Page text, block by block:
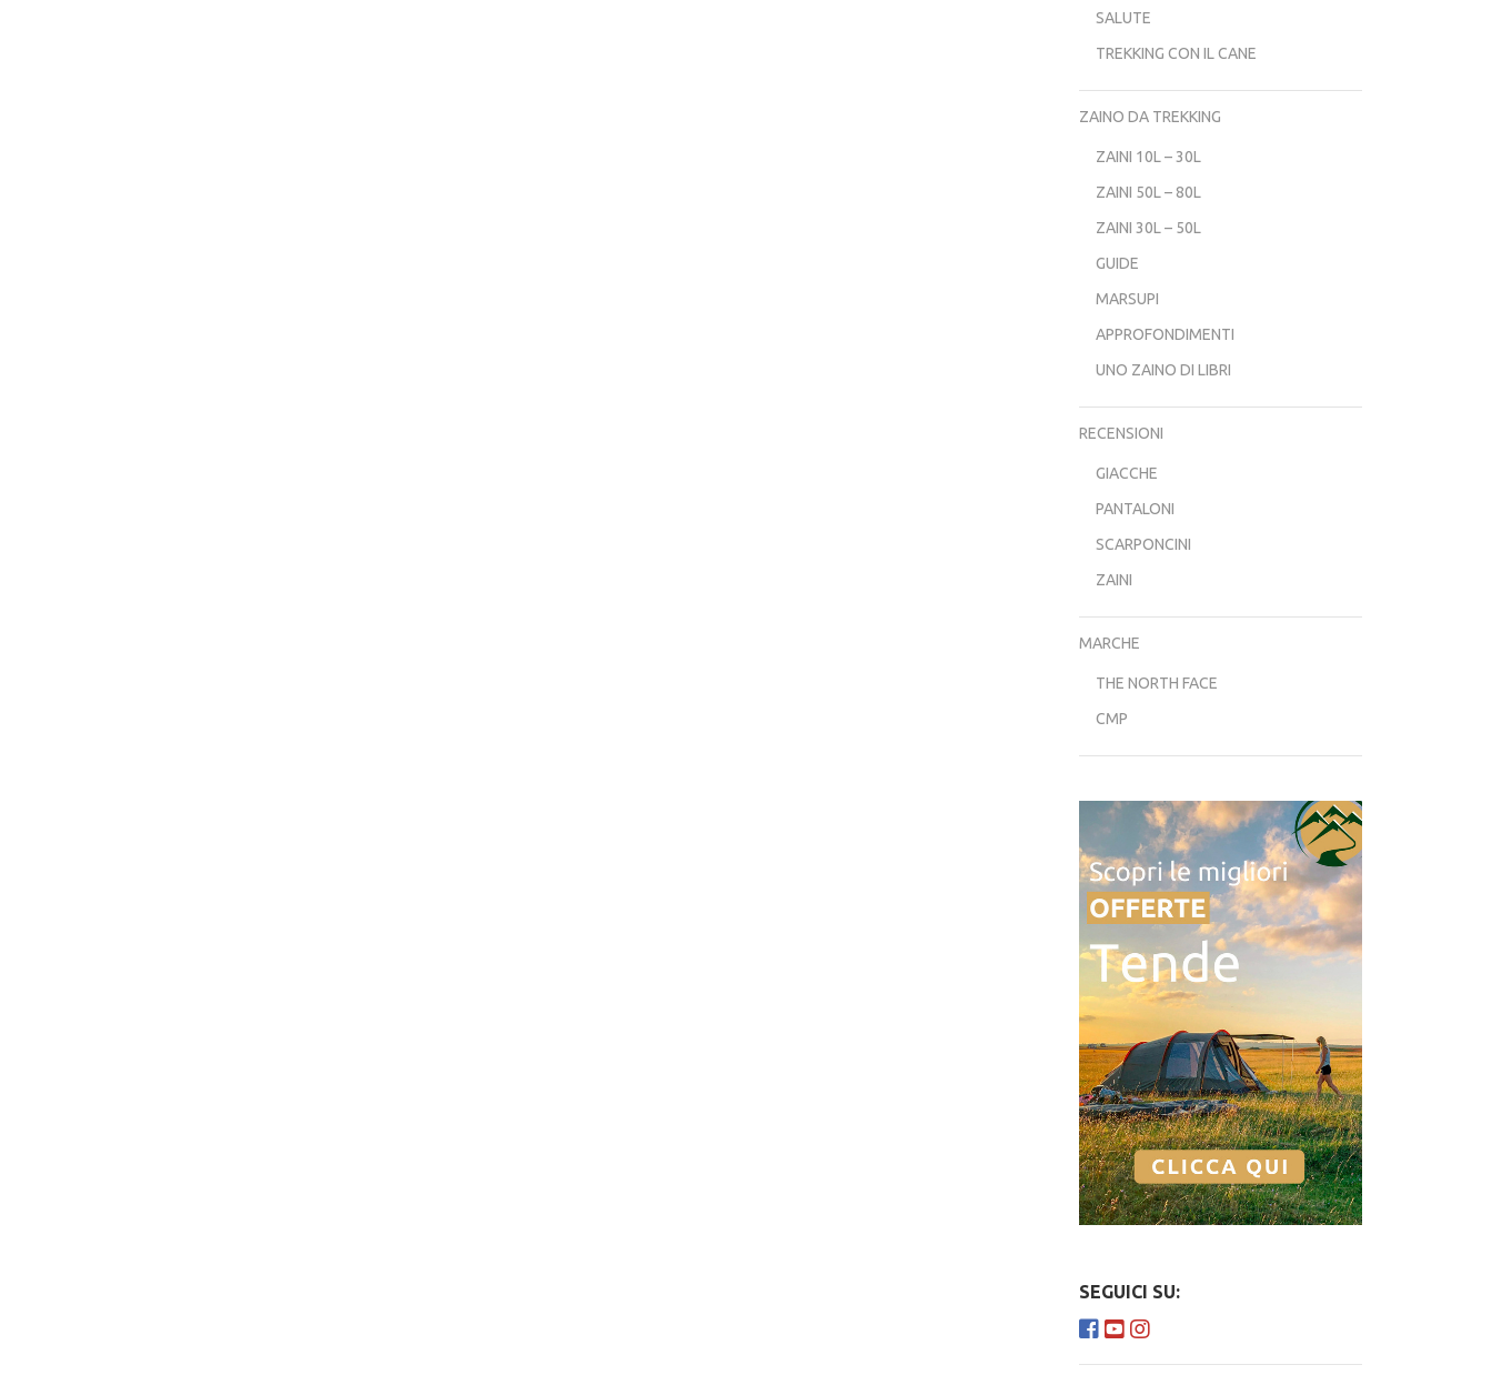
SALUTE
TREKKING CON IL CANE
ZAINO DA TREKKING
ZAINI 10L – 30L
ZAINI 50L – 80L
ZAINI 30L – 50L
GUIDE
MARSUPI
APPROFONDIMENTI
UNO ZAINO DI LIBRI
RECENSIONI
GIACCHE
PANTALONI
SCARPONCINI
ZAINI
MARCHE
THE NORTH FACE
CMP
SEGUICI SU: